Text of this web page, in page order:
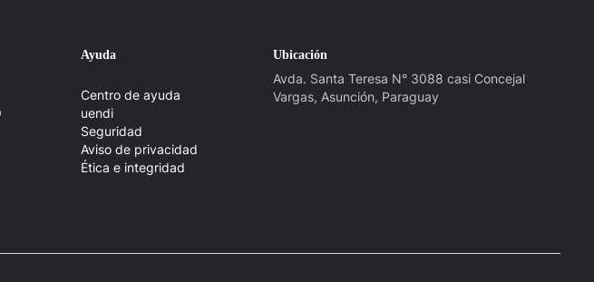
Ayuda
Centro de ayuda
uendi
Seguridad
Aviso de privacidad
Ética e integridad
Ubicación
Avda. Santa Teresa N° 3088 casi Concejal
Vargas, Asunción, Paraguay